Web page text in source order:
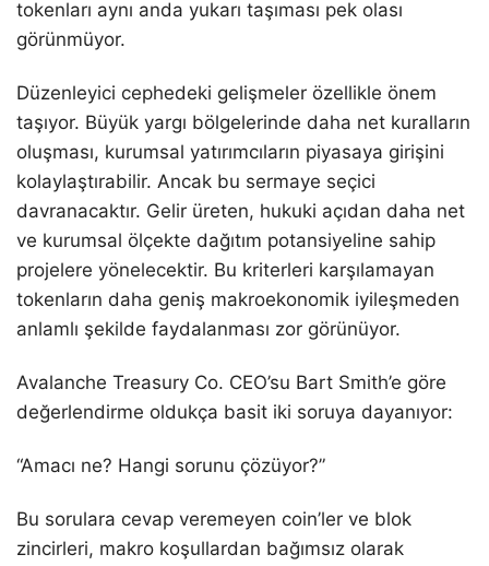
tokenları aynı anda yukarı taşıması pek olası
görünmüyor.
Düzenleyici cephedeki gelişmeler özellikle önem
taşıyor. Büyük yargı bölgelerinde daha net kuralların
oluşması, kurumsal yatırımcıların piyasaya girişini
kolaylaştırabilir. Ancak bu sermaye seçici
davranacaktır. Gelir üreten, hukuki açıdan daha net
ve kurumsal ölçekte dağıtım potansiyeline sahip
projelere yönelecektir. Bu kriterleri karşılamayan
tokenların daha geniş makroekonomik iyileşmeden
anlamlı şekilde faydalanması zor görünüyor.
Avalanche Treasury Co. CEO’su Bart Smith’e göre
değerlendirme oldukça basit iki soruya dayanıyor:
“Amacı ne? Hangi sorunu çözüyor?”
Bu sorulara cevap veremeyen coin’ler ve blok
zincirleri, makro koşullardan bağımsız olarak